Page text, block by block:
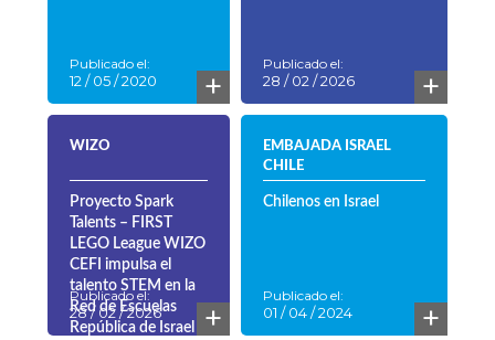
Publicado el:
12 / 05 / 2020 +
Publicado el:
28 / 02 / 2026 +
WIZO
Proyecto Spark
Talents – FIRST
LEGO League WIZO
CEFI impulsa el
talento STEM en la
Red de Escuelas
República de Israel
Publicado el:
28 / 02 / 2026 +
EMBAJADA ISRAEL
CHILE
Chilenos en Israel
Publicado el:
01 / 04 / 2024 +